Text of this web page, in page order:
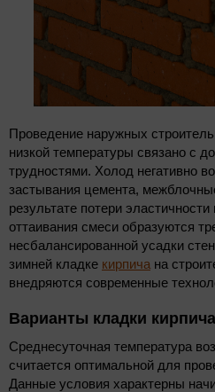
Проведение наружных
низкой температуры связано с
трудностями. Холод негативно
застывания цемента,
результате потери
оттаивания смеси образуются
несбалансированной усадки
зимней кладке кирпича на
внедряются современные
Варианты кладки
Среднесуточная температура
считается оптимальной для
Данные условия характерны